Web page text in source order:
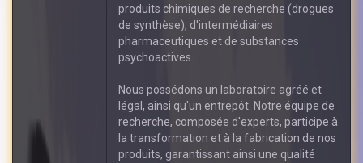
produits chimiques de recherche (drogues
de synthèse), d'intermédiaires
pharmaceutiques et de substances
psychoactives.
Nous possédons un laboratoire agréé et
légal, ainsi qu'un entrepôt. Notre équipe de
recherche, composée d'experts, participe à
la transformation et à la fabrication de nos
produits, garantissant ainsi une qualité